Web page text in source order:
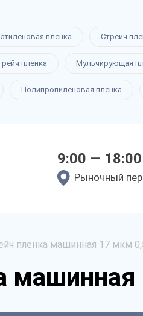
пленка Стрейч
пленка Мульчирующая
Полипропиленовая пленка
9:00 — 18:00
Рыночный
пленка машинная 17 мкм